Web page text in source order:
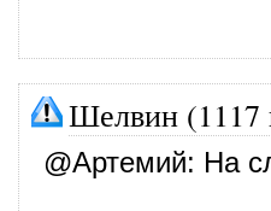
Шелвин (1117
@Артемий: На